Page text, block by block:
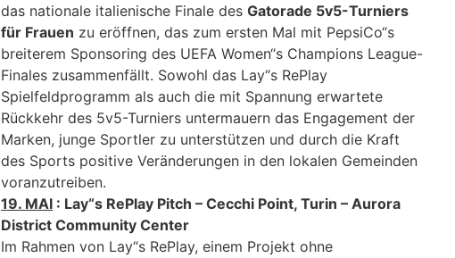
das nationale italienische Finale des Gatorade 5v5-Turniers
für Frauen zu eröffnen, das zum ersten Mal mit PepsiCo“s
breiterem Sponsoring des UEFA Women“s Champions League-
Finales zusammenfällt. Sowohl das Lay“s RePlay
Spielfeldprogramm als auch die mit Spannung erwartete
Rückkehr des 5v5-Turniers untermauern das Engagement der
Marken, junge Sportler zu unterstützen und durch die Kraft
des Sports positive Veränderungen in den lokalen Gemeinden
voranzutreiben.
19. MAI : Lay“s RePlay Pitch – Cecchi Point, Turin – Aurora
District Community Center
Im Rahmen von Lay“s RePlay, einem Projekt ohne